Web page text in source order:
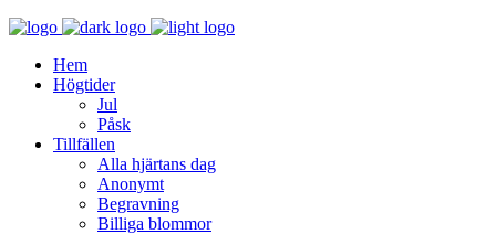
Hem
Högtider
Jul
Påsk
Tillfällen
Alla hjärtans dag
Anonymt
Begravning
Billiga blommor